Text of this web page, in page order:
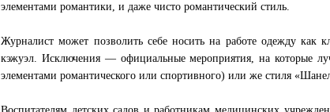
элементами романтики, и даже чисто романтический стиль.
Журналист может позволить себе носить на работе одежду как
кэжуэл. Исключения — официальные мероприятия, на которые
элементами романтического или спортивного) или же стиля